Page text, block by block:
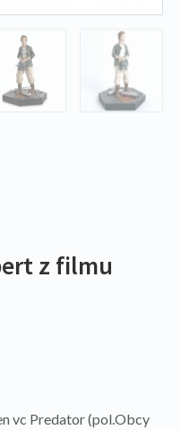
z filmu
vc Predator (pol.Obcy